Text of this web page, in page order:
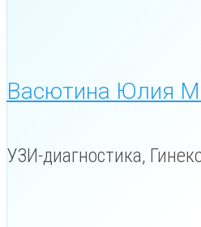
Васютина Юлия
УЗИ-диагностика,